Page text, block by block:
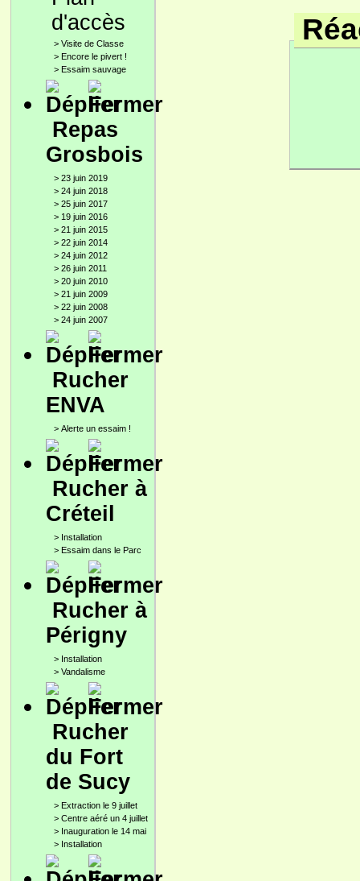
d'accès
> Visite de Classe
> Encore le pivert !
> Essaim sauvage
Repas
Grosbois
> 23 juin 2019
> 24 juin 2018
> 25 juin 2017
> 19 juin 2016
> 21 juin 2015
> 22 juin 2014
> 24 juin 2012
> 26 juin 2011
> 20 juin 2010
> 21 juin 2009
> 22 juin 2008
> 24 juin 2007
Rucher
ENVA
> Alerte un essaim !
Rucher à
Créteil
> Installation
> Essaim dans le Parc
Rucher à
Périgny
> Installation
> Vandalisme
Rucher
du Fort
de Sucy
> Extraction le 9 juillet
> Centre aéré un 4 juillet
> Inauguration le 14 mai
> Installation